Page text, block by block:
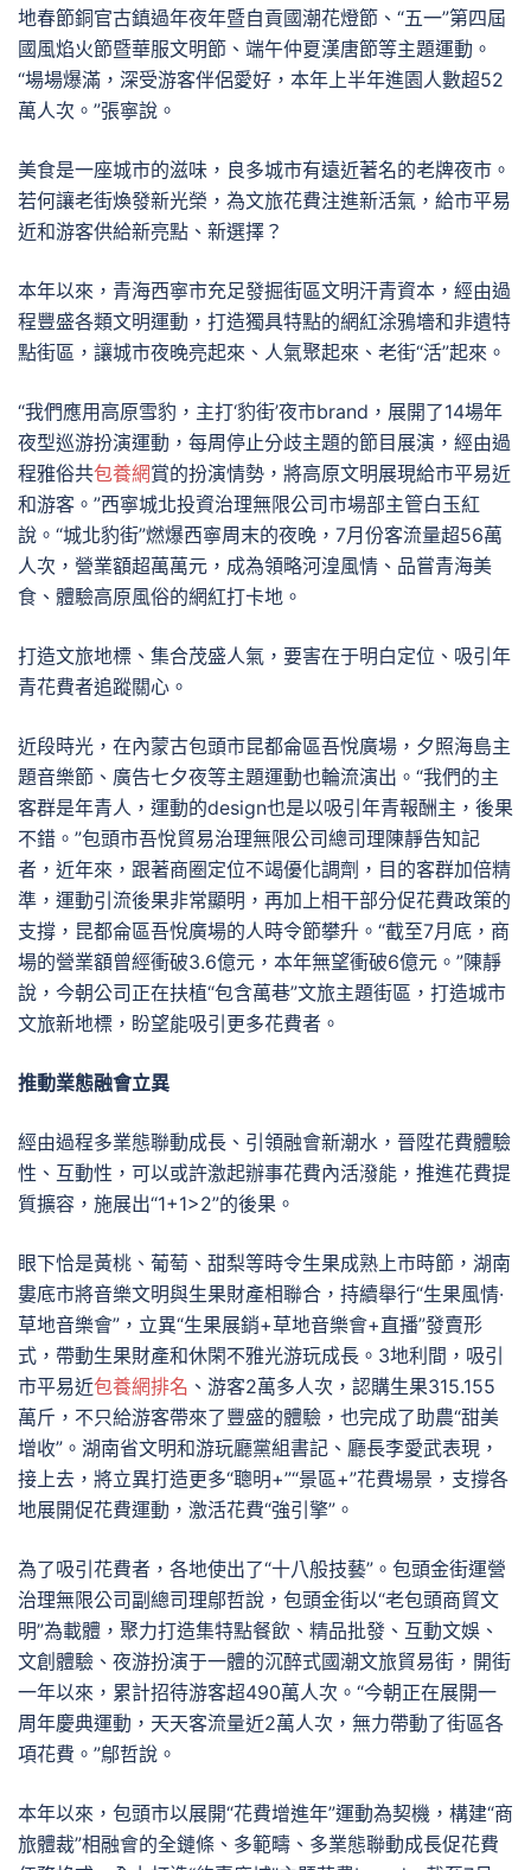
地春節銅官古鎮過年夜年暨自貢國潮花燈節、“五一”第四屆
國風焰火節暨華服文明節、端午仲夏漢唐節等主題運動。
“場場爆滿，深受游客伴侶愛好，本年上半年進園人數超52
萬人次。”張寧說。
美食是一座城市的滋味，良多城市有遠近著名的老牌夜市。
若何讓老街煥發新光榮，為文旅花費注進新活氣，給市平易
近和游客供給新亮點、新選擇？
本年以來，青海西寧市充足發掘街區文明汗青資本，經由過
程豐盛各類文明運動，打造獨具特點的網紅涂鴉墻和非遺特
點街區，讓城市夜晚亮起來、人氣聚起來、老街“活”起來。
“我們應用高原雪豹，主打‘豹街’夜市brand，展開了14場年
夜型巡游扮演運動，每周停止分歧主題的節目展演，經由過
程雅俗共包養網賞的扮演情勢，將高原文明展現給市平易近
和游客。”西寧城北投資治理無限公司市場部主管白玉紅
說。“城北豹街”燃爆西寧周末的夜晚，7月份客流量超56萬
人次，營業額超萬萬元，成為領略河湟風情、品嘗青海美
食、體驗高原風俗的網紅打卡地。
打造文旅地標、集合茂盛人氣，要害在于明白定位、吸引年
青花費者追蹤關心。
近段時光，在內蒙古包頭市昆都侖區吾悅廣場，夕照海島主
題音樂節、廣告七夕夜等主題運動也輪流演出。“我們的主
客群是年青人，運動的design也是以吸引年青報酬主，後果
不錯。”包頭市吾悅貿易治理無限公司總司理陳靜告知記
者，近年來，跟著商圈定位不竭優化調劑，目的客群加倍精
準，運動引流後果非常顯明，再加上相干部分促花費政策的
支撐，昆都侖區吾悅廣場的人時令節攀升。“截至7月底，商
場的營業額曾經衝破3.6億元，本年無望衝破6億元。”陳靜
說，今朝公司正在扶植“包含萬巷”文旅主題街區，打造城市
文旅新地標，盼望能吸引更多花費者。
推動業態融會立異
經由過程多業態聯動成長、引領融會新潮水，晉陞花費體驗
性、互動性，可以或許激起辦事花費內活潑能，推進花費提
質擴容，施展出“1+1>2”的後果。
眼下恰是黃桃、葡萄、甜梨等時令生果成熟上市時節，湖南
婁底市將音樂文明與生果財產相聯合，持續舉行“生果風情·
草地音樂會”，立異“生果展銷+草地音樂會+直播”發賣形
式，帶動生果財產和休閑不雅光游玩成長。3地利間，吸引
市平易近包養網排名 、游客2萬多人次，認購生果315.155
萬斤，不只給游客帶來了豐盛的體驗，也完成了助農“甜美
增收”。湖南省文明和游玩廳黨組書記、廳長李愛武表現，
接上去，將立異打造更多“聰明+”“景區+”花費場景，支撐各
地展開促花費運動，激活花費“強引擎”。
為了吸引花費者，各地使出了“十八般技藝”。包頭金街運營
治理無限公司副總司理鄔哲說，包頭金街以“老包頭商貿文
明”為載體，聚力打造集特點餐飲、精品批發、互動文娛、
文創體驗、夜游扮演于一體的沉醉式國潮文旅貿易街，開街
一年以來，累計招待游客超490萬人次。“今朝正在展開一
周年慶典運動，天天客流量近2萬人次，無力帶動了街區各
項花費。”鄔哲說。
本年以來，包頭市以展開“花費增進年”運動為契機，構建“商
旅體裁”相融會的全鏈條、多範疇、多業態聯動成長促花費